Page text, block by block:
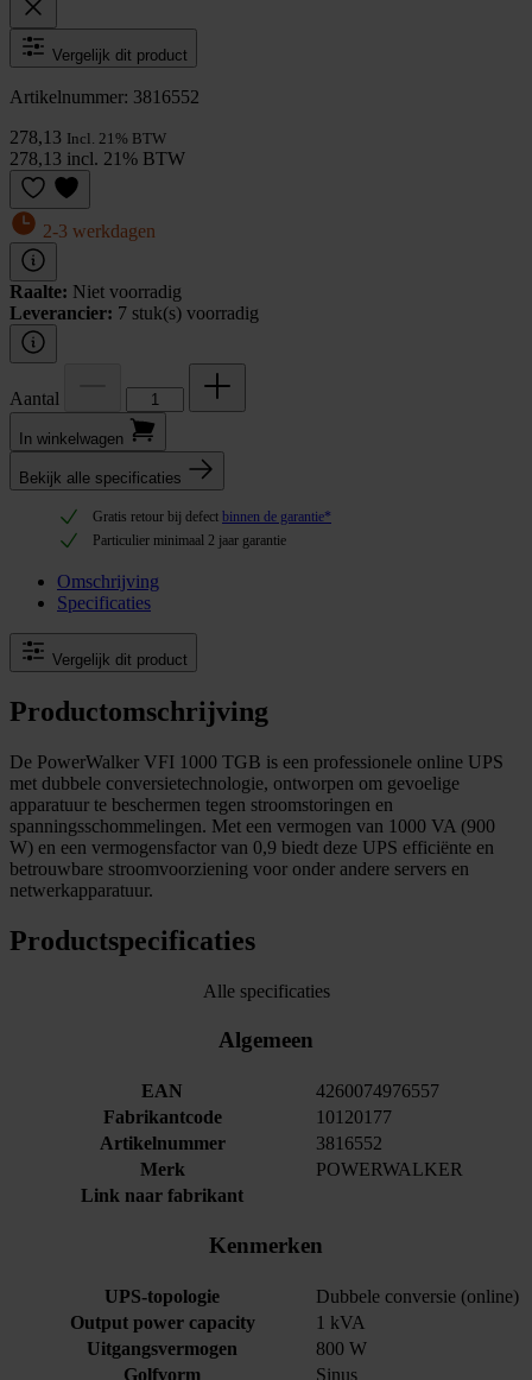
Vergelijk dit product
Artikelnummer: 3816552
278,13 Incl. 21% BTW
278,13 incl. 21% BTW
2-3 werkdagen
Raalte: Niet voorradig
Leverancier: 7 stuk(s) voorradig
Aantal
In winkel­wagen
Bekijk alle specificaties
Gratis retour bij defect binnen de garantie*
Particulier minimaal 2 jaar garantie
Omschrijving
Specificaties
Vergelijk dit product
Productomschrijving
De PowerWalker VFI 1000 TGB is een professionele online UPS
met dubbele conversietechnologie, ontworpen om gevoelige
apparatuur te beschermen tegen stroomstoringen en
spanningsschommelingen. Met een vermogen van 1000 VA (900
W) en een vermogensfactor van 0,9 biedt deze UPS efficiënte en
betrouwbare stroomvoorziening voor onder andere servers en
netwerkapparatuur.
Productspecificaties
Alle specificaties
Algemeen
EAN
4260074976557
Fabrikantcode
10120177
Artikelnummer
3816552
Merk
POWERWALKER
Link naar fabrikant
Kenmerken
UPS-topologie
Dubbele conversie (online)
Output power capacity
1 kVA
Uitgangsvermogen
800 W
Golfvorm
Sinus